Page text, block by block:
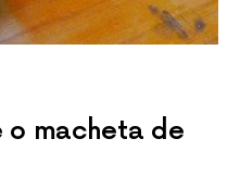
macheta de